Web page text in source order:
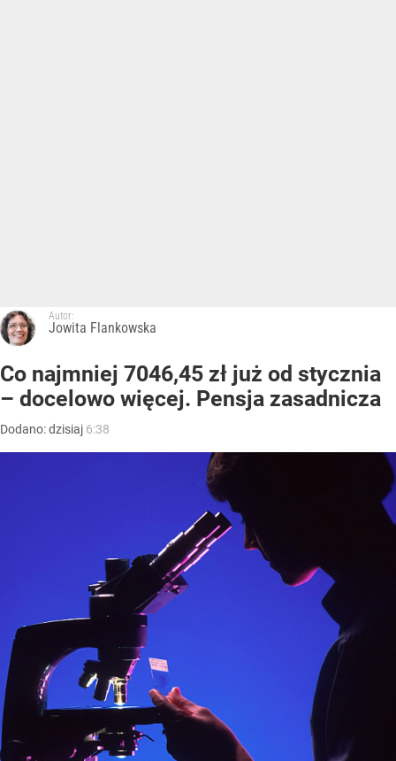
Autor:
Jowita Flankowska
Co najmniej 7046,45 zł już od stycznia
– docelowo więcej. Pensja zasadnicza
Dodano:dzisiaj 6:38